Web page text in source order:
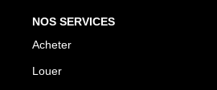
NOS SERVICES
Acheter
Louer